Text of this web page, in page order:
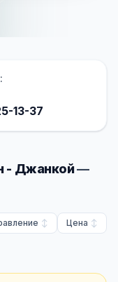
13-37
- Джанкой—
Цена